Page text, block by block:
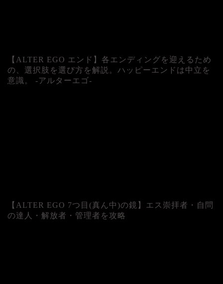
【ALTER EGO エンド】各エンディングを迎えるため
の、選択肢を選び方を解説。ハッピーエンドは中立を
意識。 -アルターエゴ-
【ALTER EGO 7つ目(真ん中)の鏡】エス崇拝者・自問
の達人・解放者・管理者を攻略